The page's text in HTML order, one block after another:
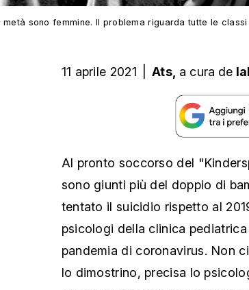
metà sono femmine. Il problema riguarda tutte le
11 aprile 2021 Ats, a cura de
Al pronto soccorso del
sono giunti più del doppio di
tentato il suicidio rispetto al
psicologi della clinica
pandemia di coronavirus. Non
lo dimostrino, precisa lo